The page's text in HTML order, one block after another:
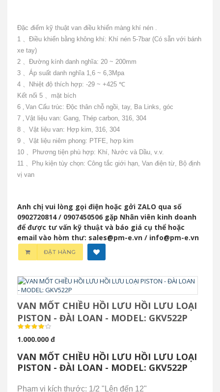
Đặc điểm kỹ thuật van điều khiển màng khí nén .
1 、 Điều khiển bằng không khí: Khí nén 5-7bar (Có sẵn với bánh
xe tay)
2 、 Đường kính danh nghĩa: 20 ~ 200mm
3 、 Áp suất danh nghĩa 1,6 ~ 6,3Mpa
4 、 Nhiệt độ thích hợp: -29 ~ +425 ℃
Kết nối 5 、 mặt bích
6 , Van Cấu trúc: Độc thân chỗ ngồi, tay, Ba Links, góc
7 , Vật liệu van: Gang, Thép carbon, 316, 304
8 、 Vật liệu van: Hợp kim, 316, 304
9 、 Vật liệu niêm phong: PTFE, hợp kim
10 、
Phương tiện phù hợp: Khí, Nước và Dầu, v.v.
11 、
Phụ kiện tùy chọn: Công tắc giới hạn, Van điện từ, Bộ định
vị van
Anh chị vui lòng gọi điện hoặc gởi ZALO qua số
0902720814 / 0907450506 gặp Nhân viên kinh doanh
để được tư vấn kỹ thuật và báo giá cụ thể hoặc
email vào hòm thư: sales@pm-e.vn / info@pm-e.vn
ĐẶT HÀNG
VAN MỐT CHIỀU HỒI LƯU HỒI LƯU LOẠI
PISTON - ĐÀI LOAN - MODEL: GKV522P
1.000.000 đ
VAN MỐT CHIỀU HỒI LƯU HỒI LƯU LOẠI
PISTON - ĐÀI LOAN - MODEL: GKV522P
Phạm vi kích thước: 1/2 "Lên đến 12"